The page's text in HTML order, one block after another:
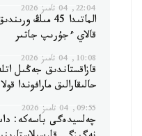
22:04, 04 تامىز 2026
الماتىدا 45
قالاي ءجۇرىپ جاتىر
10:08, 04 تامىز 2026
قازاقستاندىق جەڭىل
حالىقارالىق مارافوندا
09:55, 04 تامىز 2026
چەلسيدەگى باسەكە: